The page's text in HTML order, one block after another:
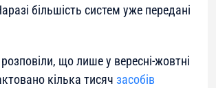
більшість систем уже передані
розповіли, що лише у вересні-жовтні
кілька тисяч засобів